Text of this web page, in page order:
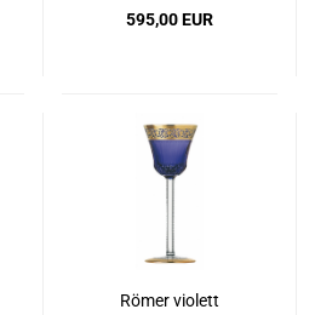
595,00 EUR
Römer violett